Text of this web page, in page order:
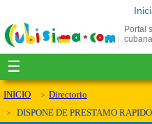
Portal
cubana
☰
INICIO
Directorio
DISPONE DE PRESTAMO